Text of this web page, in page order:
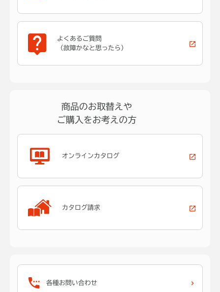
よくあるご質問
（故障かなと思ったら）
商品のお取替えや
ご購入をお考えの方
オンラインカタログ
カタログ請求
各種お問い合わせ